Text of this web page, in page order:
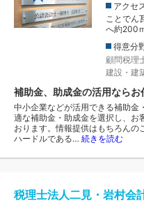
アクセ
ことでん
へ約200
得意分
顧問税理
建設・建
補助金、助成金の活用ならお
中小企業などが活用できる補助金
適な補助金・助成金を選択し、お
おります。情報提供はもちろんの
ハードルである… 続きを読む
税理士法人二見・岩村会